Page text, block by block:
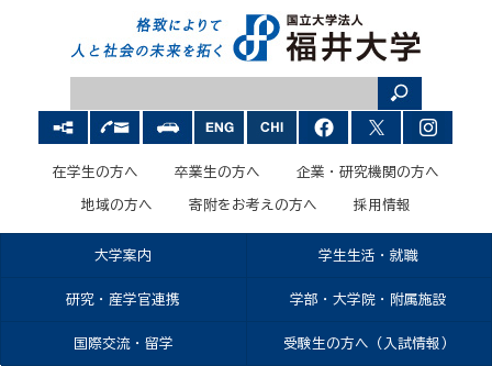
在学生の方へ 卒業生の方へ 企業・研究機関の方へ
地域の方へ 寄附をお考えの方へ 採用情報
大学案内 学生生活・就職
研究・産学官連携 学部・大学院・附属施設
国際交流・留学 受験生の方へ（入試情報）